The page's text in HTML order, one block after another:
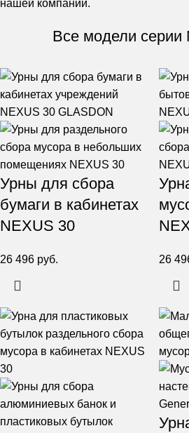
нашей компании.
Все модели серии
Урны для сбора
бумаги в кабинетах
NEXUS 30
26 496 руб. 26